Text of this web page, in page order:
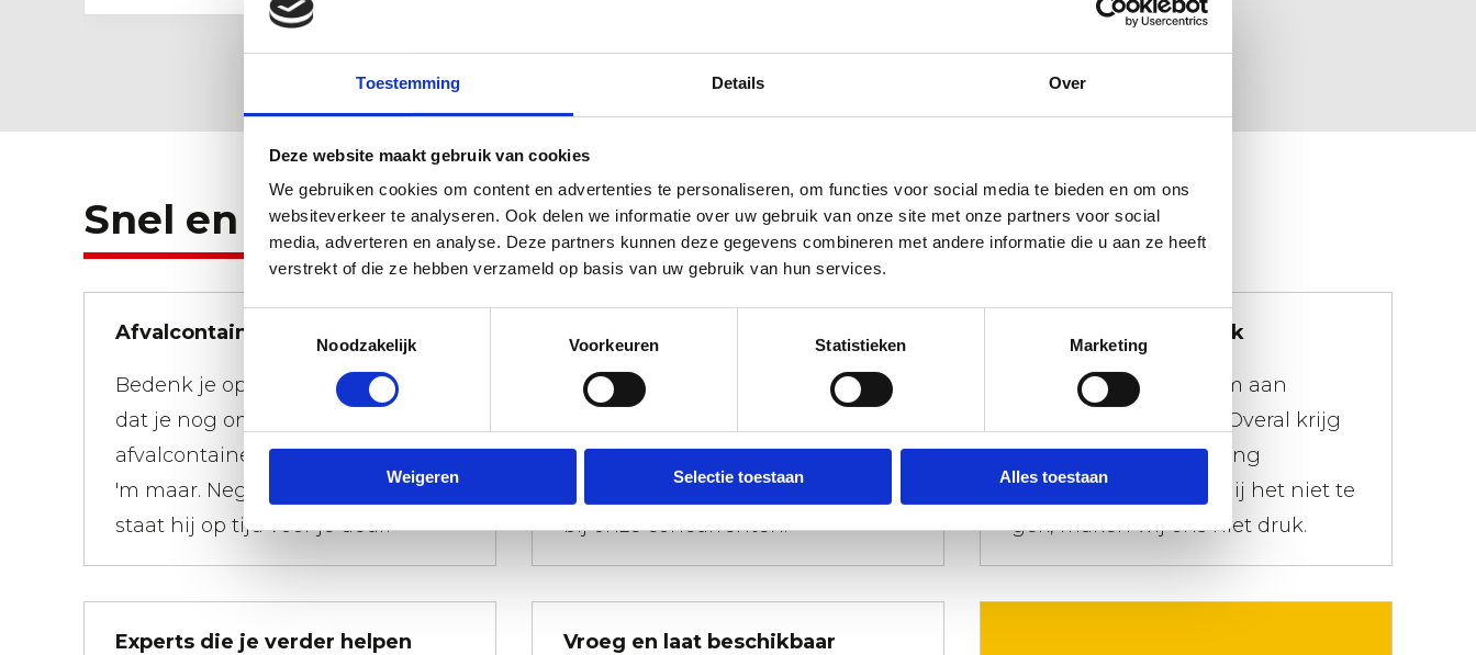
Toestemming Details Over
Deze website maakt gebruik van cookies
We gebruiken cookies om content en advertenties te personaliseren, om functies voor social media te bieden en om ons
websiteverkeer te analyseren. Ook delen we informatie over uw gebruik van onze site met onze partners voor social
media, adverteren en analyse. Deze partners kunnen deze gegevens combineren met andere informatie die u aan ze heeft
verstrekt of die ze hebben verzameld op basis van uw gebruik van hun services.
Noodzakelijk
Voorkeuren Statistieken Marketing
Weigeren Selectie toestaan Alles toestaan
Snel en flexibel.
Afvalcontainers snel gebracht
Bedenk je op 01:00 uur 's-nachts
dat je nog om 08:00 uur een
afvalcontainer wilt hebben, bestel
'm maar. Negen van de tien keer
staat hij op tijd voor je deur.
Jij wilt niet dat een afval container
en voor je het door hebt is hij al
weer opgehaald; probeer dat eens
bij onze concurrenten.
We doen niet moeilijk
Er geldt een maximum aan
gewicht voor je afval. Overal krijg
je meteen de afrekening
gepresenteerd. Maak jij het niet te
gek, maken wij ons niet druk.
Experts die je verder helpen Vroeg en laat beschikbaar